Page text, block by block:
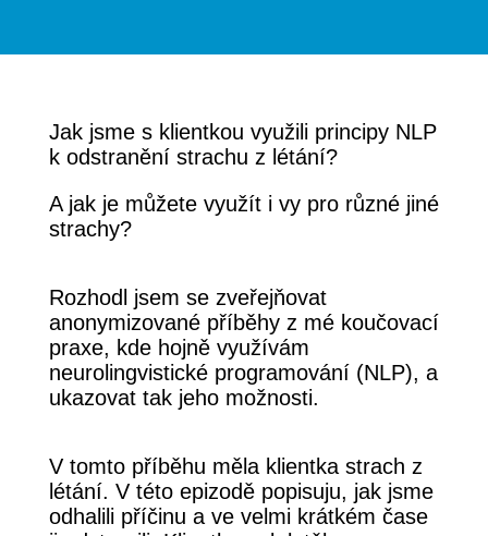
Jak jsme s klientkou využili principy NLP
k odstranění strachu z létání?
A jak je můžete využít i vy pro různé jiné
strachy?
Rozhodl jsem se zveřejňovat
anonymizované příběhy z mé koučovací
praxe, kde hojně využívám
neurolingvistické programování (NLP), a
ukazovat tak jeho možnosti.
V tomto příběhu měla klientka strach z
létání. V této epizodě popisuju, jak jsme
odhalili příčinu a ve velmi krátkém čase